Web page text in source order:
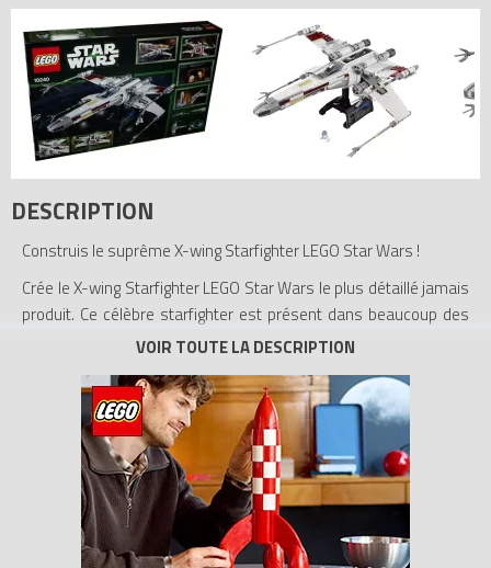
DESCRIPTION
Construis le suprême X-wing Starfighter LEGO Star Wars !
Crée le X-wing Starfighter LEGO Star Wars le plus détaillé jamais
produit. Ce célèbre starfighter est présent dans beaucoup des
batailles Star Wars les plus passionnantes, notamment la
l'instant où le X-wing de Luke Skywalker largue la torpille à
protons qui a conduit à la destruction de l'Étoile Noire impériale !
Ce modèle aux détails réalistes comprend des ailes et une
cabine qui s'ouvrent, un support de présentation spécial, une
étiquette et R2-D2
- Inclut le droïde astromech R2-D2
- Comprend des détails très authentiques, des ailes et un